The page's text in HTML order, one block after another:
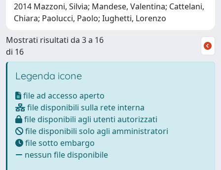
2014 Mazzoni, Silvia; Mandese, Valentina; Cattelani,
Chiara; Paolucci, Paolo; Iughetti, Lorenzo
Mostrati risultati da 3 a 16
di 16
Legenda icone
file ad accesso aperto
file disponibili sulla rete interna
file disponibili agli utenti autorizzati
file disponibili solo agli amministratori
file sotto embargo
nessun file disponibile